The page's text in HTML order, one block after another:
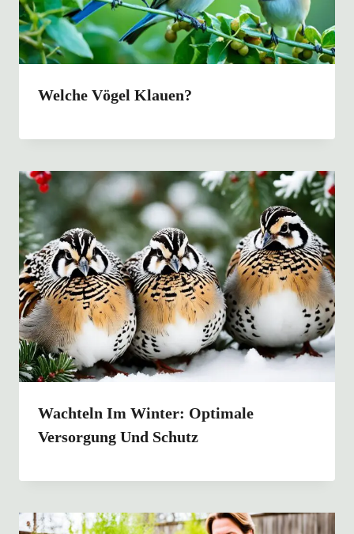
Welche Vögel Klauen?
Wachteln Im Winter: Optimale
Versorgung Und Schutz